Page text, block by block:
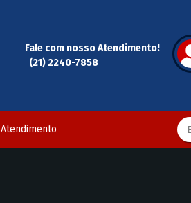
Fale com nosso Atendimento!
(21) 2240-7858
Atendimento